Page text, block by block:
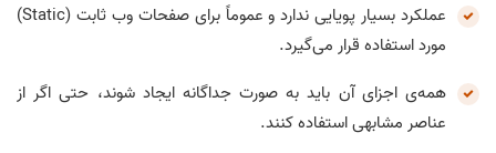
عملکرد بسیار پویایی ندارد و عموماً برای صفحات وب ثابت (Static)
مورد استفاده قرار می‌گیرد.
همه‌ی اجزای آن باید به ‌صورت جداگانه ایجاد شوند، حتی اگر از
عناصر مشابهی استفاده کنند.